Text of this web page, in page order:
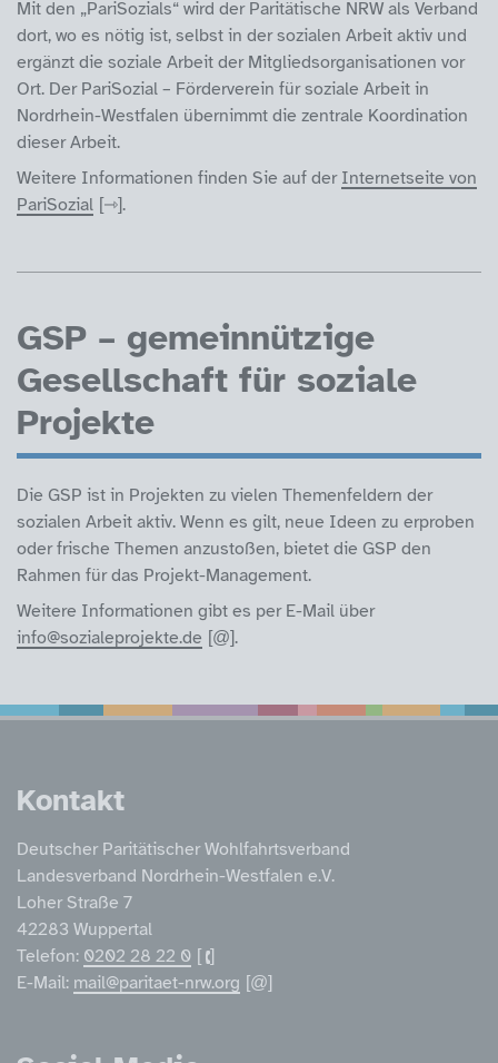
Mit den „PariSozials“ wird der Paritätische NRW als Verband
dort, wo es nötig ist, selbst in der sozialen Arbeit aktiv und
ergänzt die soziale Arbeit der Mitgliedsorganisationen vor
Ort. Der PariSozial – Förderverein für soziale Arbeit in
Nordrhein-Westfalen übernimmt die zentrale Koordination
dieser Arbeit.
Weitere Informationen finden Sie auf der Internetseite von
PariSozial
.
GSP – gemeinnützige
Gesellschaft für soziale
Projekte
Die GSP ist in Projekten zu vielen Themenfeldern der
sozialen Arbeit aktiv. Wenn es gilt, neue Ideen zu erproben
oder frische Themen anzustoßen, bietet die GSP den
Rahmen für das Projekt-Management.
Weitere Informationen gibt es per E-Mail über
info@sozialeprojekte.de
.
Service
Kontakt
Deutscher Paritätischer Wohlfahrtsverband
Landesverband Nordrhein-Westfalen e.V.
Loher Straße 7
42283 Wuppertal
Telefon: 0202 28 22 0
E-Mail: mail@paritaet-nrw.org